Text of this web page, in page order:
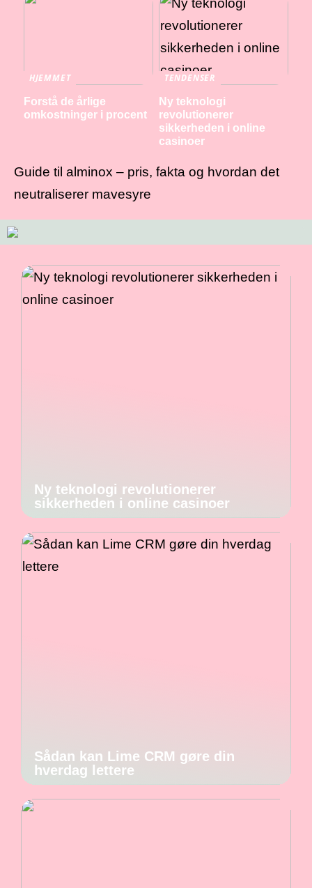
HJEMMET
Forstå de årlige
omkostninger i procent
TENDENSER
Ny teknologi
revolutionerer
sikkerheden i online
casinoer
Guide til alminox – pris, fakta og hvordan det
neutraliserer mavesyre
Ny teknologi revolutionerer
sikkerheden i online casinoer
Sådan kan Lime CRM gøre din
hverdag lettere